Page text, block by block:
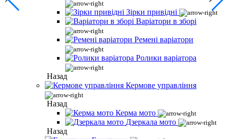
Зірки привідні
Варіатори в зборі
Ремені варіатори
Ролики варіатора
Назад
Кермове управління
Назад
Керма мото
Дзеркала мото
Назад